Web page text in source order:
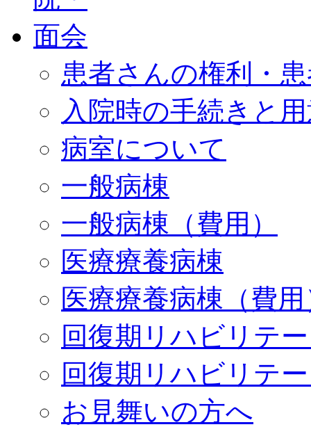
患者さんの権利・
入院時の手続きと
病室について
一般病棟
一般病棟（費用）
医療療養病棟
医療療養病棟（費
回復期リハビリテ
回復期リハビリテ
お見舞いの方へ